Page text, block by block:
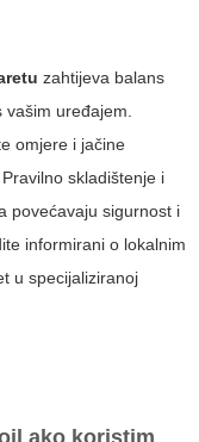
zahtijeva balans
vašim uređajem.
omjere i jačine
skladištenje i
povećavaju sigurnost i
informirani o lokalnim
u specijaliziranoj